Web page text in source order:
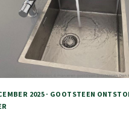
2025 · GOOTSTEEN